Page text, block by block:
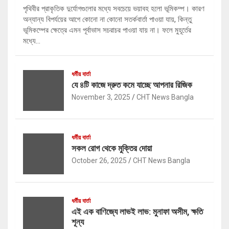
পৃথিবীর প্রাকৃতিক দুর্যোগগুলোর মধ্যে সবচেয়ে ভয়াবহ হলো ভূমিকম্প। কারণ
অন্যান্য বিপর্যয়ের আগে কোনো না কোনো সতর্কবার্তা পাওয়া যায়, কিন্তু
ভূমিকম্পের ক্ষেত্রে এমন পূর্বাভাস সচরাচর পাওয়া যায় না। ফলে মুহূর্তের
মধ্যে…
ধর্মীয় বার্তা
যে ৪টি কাজে দ্রুত কমে যাচ্ছে আপনার রিজিক
November 3, 2025 CHT News Bangla
ধর্মীয় বার্তা
সকল রোগ থেকে মুক্তির দোয়া
October 26, 2025 CHT News Bangla
ধর্মীয় বার্তা
এই এক বাণিজ্যে লাভই লাভ: মুনাফা অসীম, ক্ষতি
শূন্য